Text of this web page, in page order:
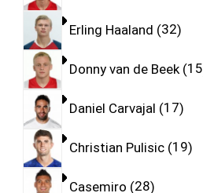
Erling Haaland 32
Donny van de Beek 15
Daniel Carvajal 17
Christian Pulisic 19
Casemiro 28